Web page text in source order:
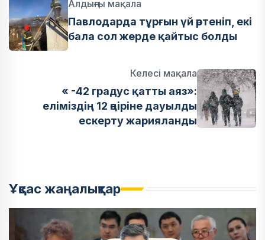
Алдыңғы мақала
Павлодарда тұрғын үй өртеніп, екі
бала сол жерде қайтыс болды
Келесі мақала
« -42 градус қатты аяз»:
еліміздің 12 өңіріне дауылды
ескерту жарияланды
Ұқсас жаңалықтар